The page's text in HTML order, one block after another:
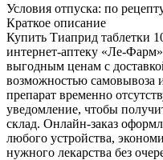
Условия отпуска: по
Краткое описание
Купить Тиаприд таблетки
интернет-аптеку «Ле-
выгодным ценам с
возможностью самовывоза
препарат временно
уведомление, чтобы
склад. Онлайн-заказ
любого устройства,
нужного лекарства без